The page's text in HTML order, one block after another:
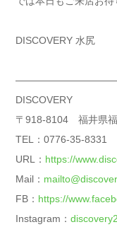
DISCOVERY 水尻
DISCOVERY
〒918-8104 福井県福
TEL：0776-35-8331
URL： https://
Mail：
FB： https://
Instagram：